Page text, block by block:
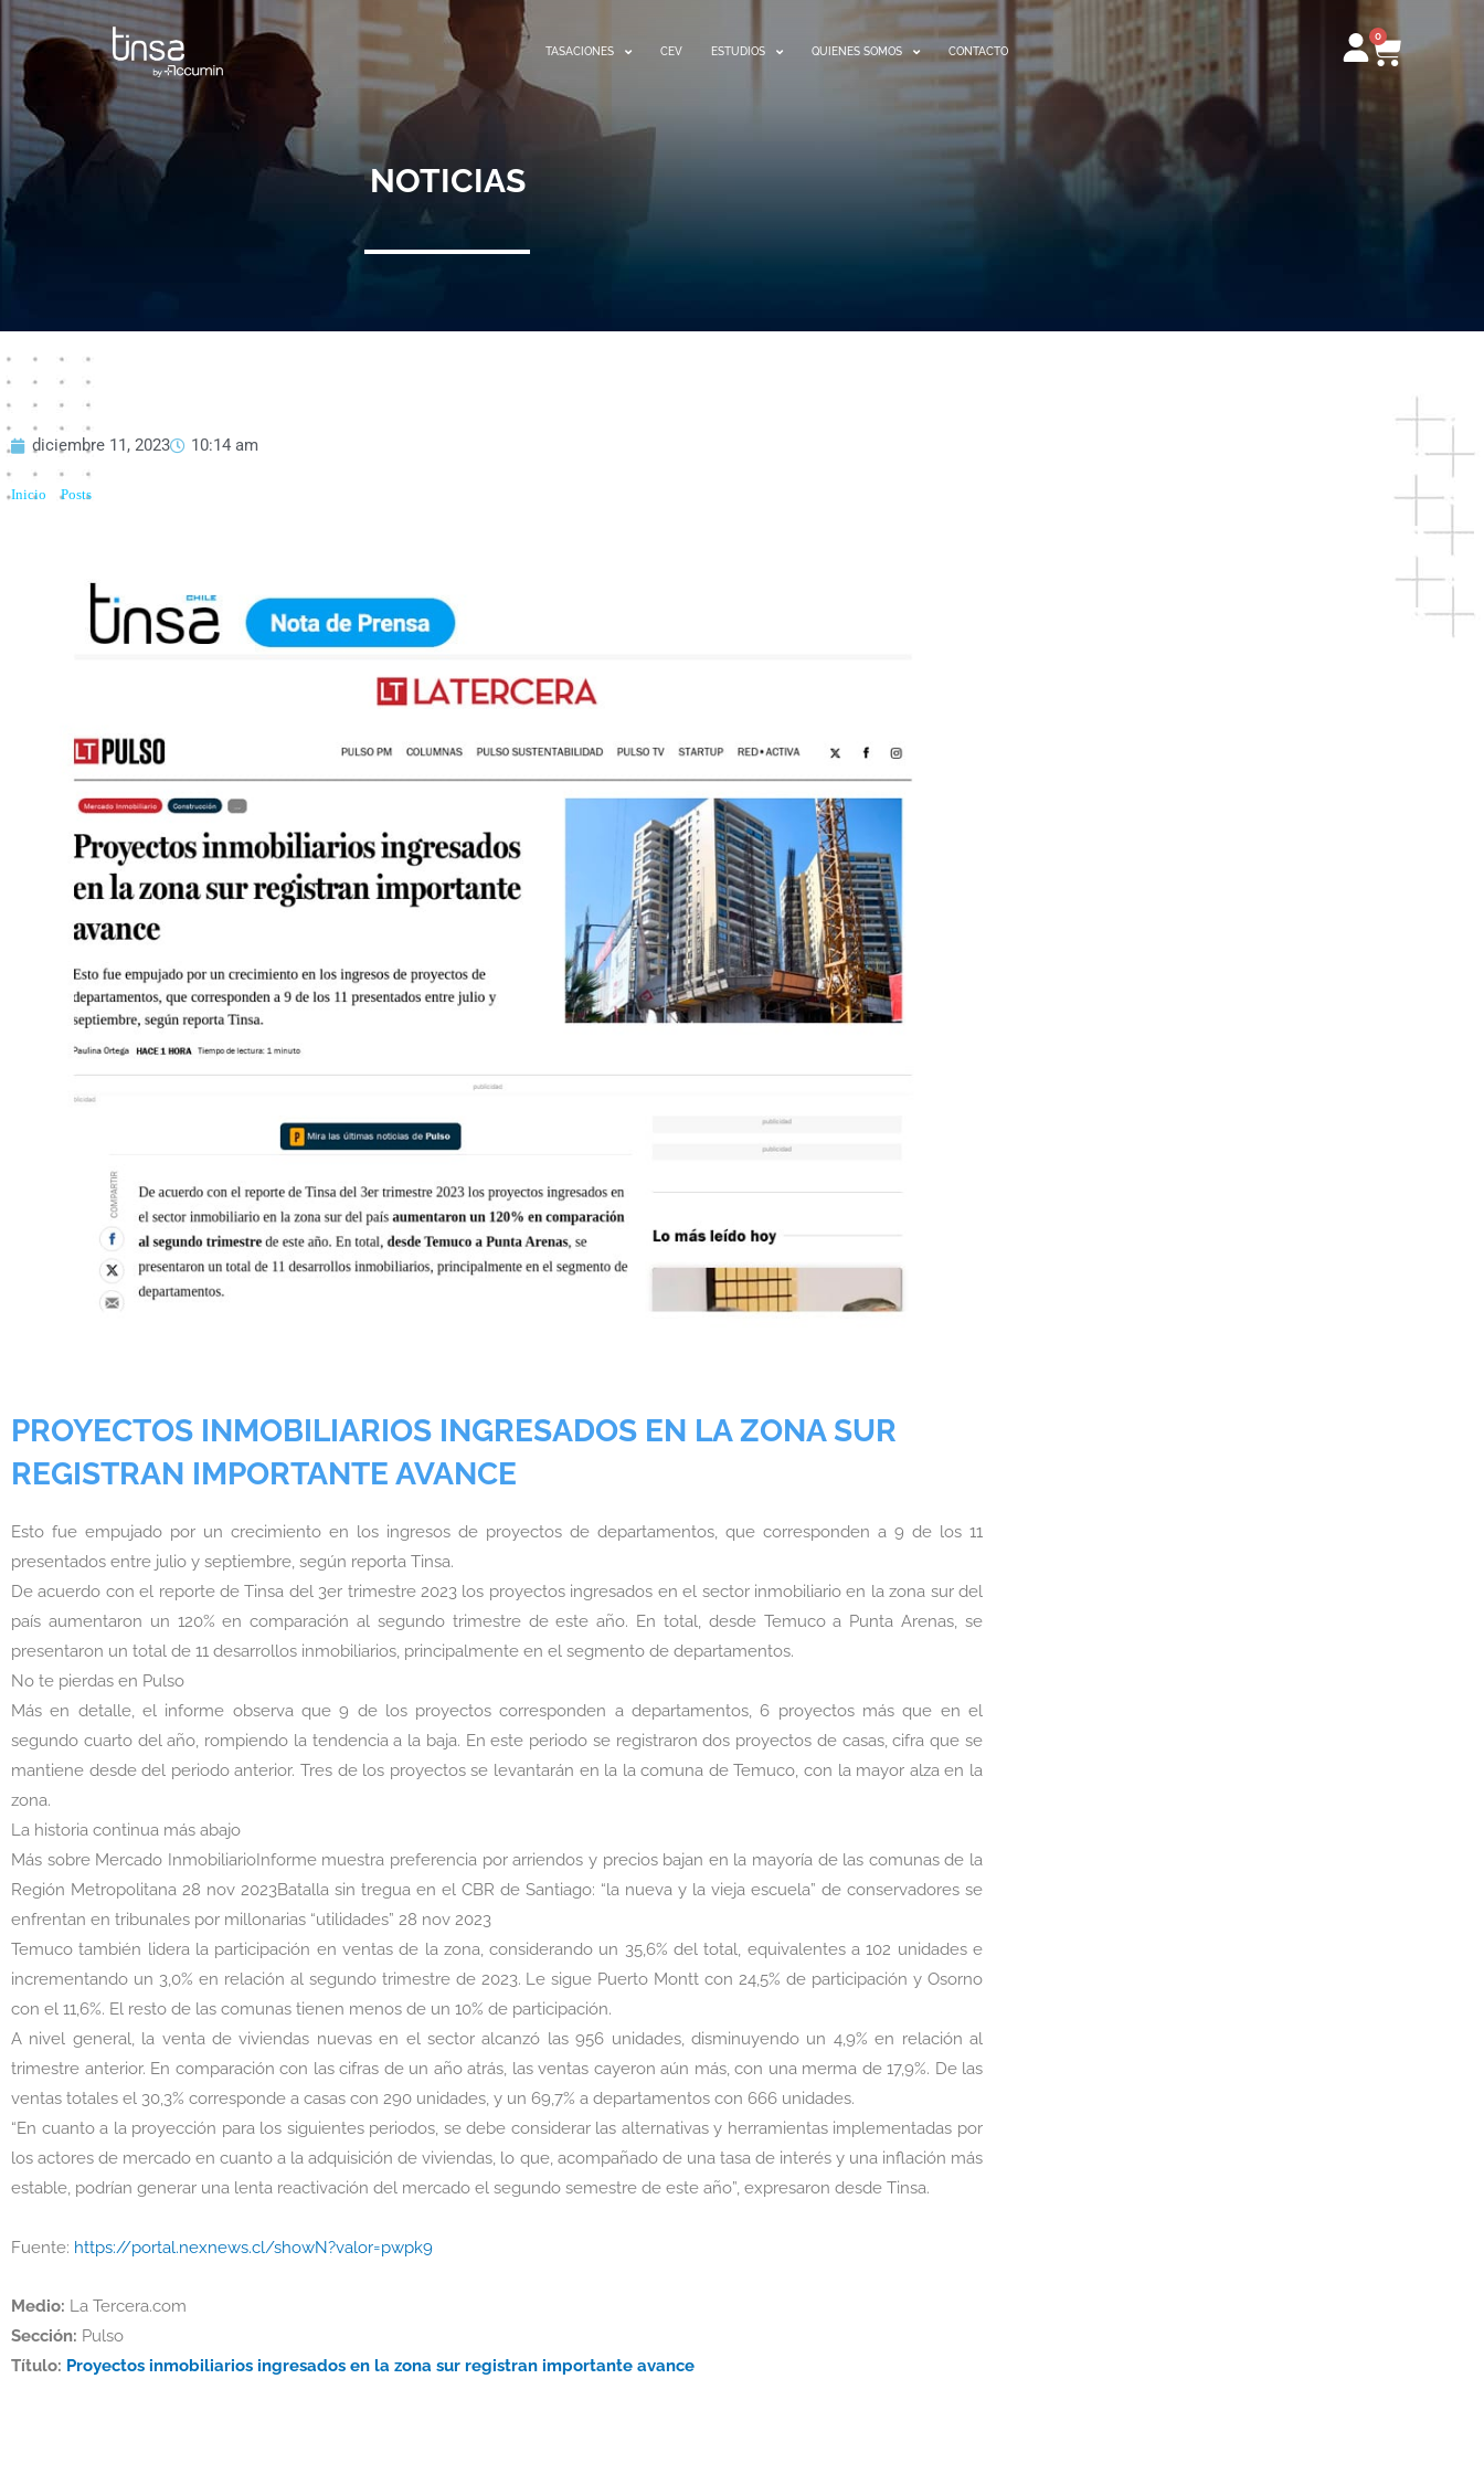
al
contenido
TASACIONES CEV ESTUDIOS QUIENES SOMOS CONTACTO
0
Carrito
NOTICIAS
diciembre 11, 2023 10:14 am
Inicio »Posts
PROYECTOS INMOBILIARIOS INGRESADOS EN LA ZONA SUR
REGISTRAN IMPORTANTE AVANCE
Esto fue empujado por un crecimiento en los ingresos de proyectos de departamentos, que corresponden a 9 de los 11
presentados entre julio y septiembre, según reporta Tinsa.
De acuerdo con el reporte de Tinsa del 3er trimestre 2023 los proyectos ingresados en el sector inmobiliario en la zona sur del
país aumentaron un 120% en comparación al segundo trimestre de este año. En total, desde Temuco a Punta Arenas, se
presentaron un total de 11 desarrollos inmobiliarios, principalmente en el segmento de departamentos.
No te pierdas en Pulso
Más en detalle, el informe observa que 9 de los proyectos corresponden a departamentos, 6 proyectos más que en el
segundo cuarto del año, rompiendo la tendencia a la baja. En este periodo se registraron dos proyectos de casas, cifra que se
mantiene desde del periodo anterior. Tres de los proyectos se levantarán en la la comuna de Temuco, con la mayor alza en la
zona.
La historia continua más abajo
Más sobre Mercado InmobiliarioInforme muestra preferencia por arriendos y precios bajan en la mayoría de las comunas de la
Región Metropolitana 28 nov 2023Batalla sin tregua en el CBR de Santiago: “la nueva y la vieja escuela” de conservadores se
enfrentan en tribunales por millonarias “utilidades” 28 nov 2023
Temuco también lidera la participación en ventas de la zona, considerando un 35,6% del total, equivalentes a 102 unidades e
incrementando un 3,0% en relación al segundo trimestre de 2023. Le sigue Puerto Montt con 24,5% de participación y Osorno
con el 11,6%. El resto de las comunas tienen menos de un 10% de participación.
A nivel general, la venta de viviendas nuevas en el sector alcanzó las 956 unidades, disminuyendo un 4,9% en relación al
trimestre anterior. En comparación con las cifras de un año atrás, las ventas cayeron aún más, con una merma de 17,9%. De las
ventas totales el 30,3% corresponde a casas con 290 unidades, y un 69,7% a departamentos con 666 unidades.
“En cuanto a la proyección para los siguientes periodos, se debe considerar las alternativas y herramientas implementadas por
los actores de mercado en cuanto a la adquisición de viviendas, lo que, acompañado de una tasa de interés y una inflación más
estable, podrían generar una lenta reactivación del mercado el segundo semestre de este año”, expresaron desde Tinsa.
Fuente: https://portal.nexnews.cl/showN?valor=pwpk9
Medio: La Tercera.com
Sección: Pulso
Título: Proyectos inmobiliarios ingresados en la zona sur registran importante avance